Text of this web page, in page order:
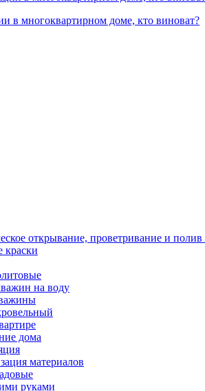
в многоквартирном доме, кто виноват?
открывание, проветривание и полив
краски
на воду
дома
материалов
руками